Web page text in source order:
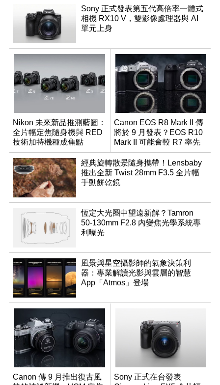
Sony 正式發表第五代高倍率一體式
相機 RX10 V，雙影像處理器與 AI
單元上身
Nikon 未來新品推測藍圖：
全片幅定焦隨身機與 RED
技術加持機種成焦點
Canon EOS R8 Mark II 傳
將於 9 月發表？EOS R10
Mark II 可能會較 R7 率先
推出
經典旋轉散景隨身攜帶！Lensbaby
推出全新 Twist 28mm F3.5 全片幅
手動餅乾鏡
恆定大光圈中望遠新解？Tamron
50-130mm F2.8 內變焦光學系統專
利曝光
風景與星空攝影師的氣象決策利
器：專業解讀光影與雲層的智慧
App「Atmos」登場
Canon 傳 9 月推出復古風
Sony 正式在台發表